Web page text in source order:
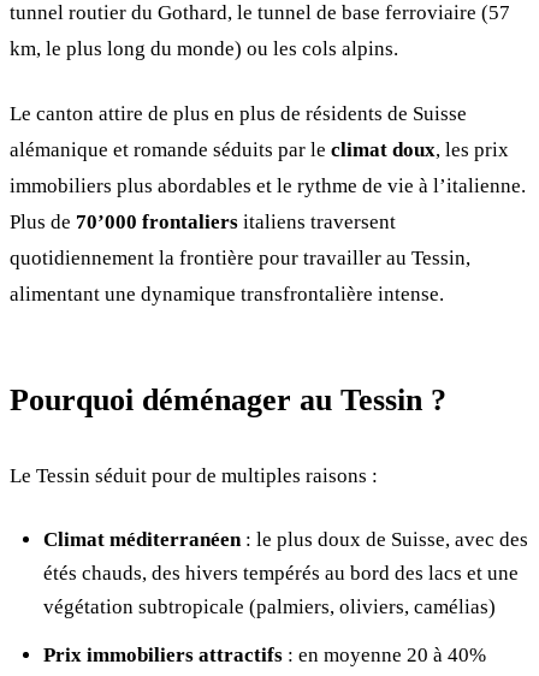
tunnel routier du Gothard, le tunnel de base ferroviaire (57
km, le plus long du monde) ou les cols alpins.
Le canton attire de plus en plus de résidents de Suisse
alémanique et romande séduits par le climat doux, les prix
immobiliers plus abordables et le rythme de vie à l’italienne.
Plus de 70’000 frontaliers italiens traversent
quotidiennement la frontière pour travailler au Tessin,
alimentant une dynamique transfrontalière intense.
Pourquoi déménager au Tessin ?
Le Tessin séduit pour de multiples raisons :
Climat méditerranéen: le plus doux de Suisse, avec des
étés chauds, des hivers tempérés au bord des lacs et une
végétation subtropicale (palmiers, oliviers, camélias)
Prix immobiliers attractifs : en moyenne 20 à 40%